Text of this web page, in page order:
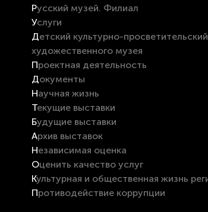
Русский музей. Филиал
Услуги
Детский культурно-просветительский центр на базе Вятского
художественного музея
Проектная деятельность
Документы
Научная жизнь
Текущие выставки
Будущие выставки
Архив выставок
Независимая оценка
Оценить качество услуг
Культурная и общественная жизнь
Противодействие коррупции